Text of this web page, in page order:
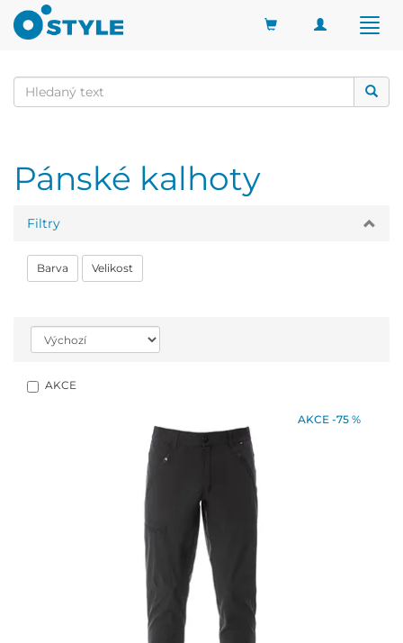
Toggle
Pánské kalhoty
Filtry
Barva Velikost
AKCE
AKCE -75 %